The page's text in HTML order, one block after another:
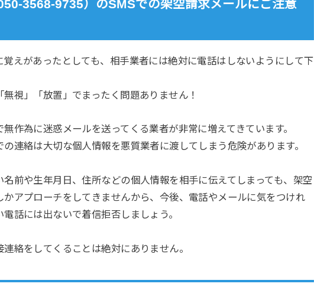
3568-9735）のSMSでの架空請求メールにご注意
えがあったとしても、相手業者には絶対に電話はしないようにして下
視」「放置」でまったく問題ありません！
作為に迷惑メールを送ってくる業者が非常に増えてきています。
連絡は大切な個人情報を悪質業者に渡してしまう危険があります。
前や生年月日、住所などの個人情報を相手に伝えてしまっても、架空
アプローチをしてきませんから、今後、電話やメールに気をつけれ
話には出ないで着信拒否しましょう。
絡をしてくることは絶対にありません。